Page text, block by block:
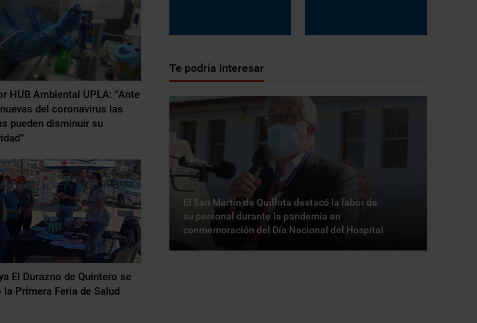
HUB Ambiental UPLA: “Ante
del coronavirus las
pueden disminuir su
El Durazno de Quintero se
la Primera Feria de Salud
Te podría interesar
El San Martín de Quillota destacó la labor de
su personal durante la pandemia en
conmemoración del Día Nacional del Hospital